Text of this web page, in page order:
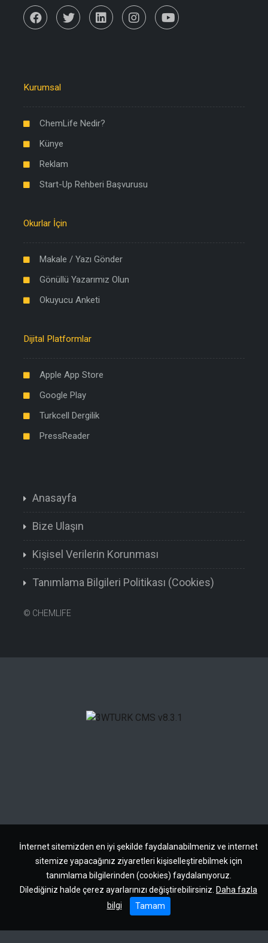
İnternet sitemizden en iyi şekilde faydalanabilmeniz ve internet
sitemize yapacağınız ziyaretleri kişiselleştirebilmek için
tanımlama bilgilerinden (cookies) faydalanıyoruz.
Dilediğiniz halde çerez ayarlarınızı değiştirebilirsiniz. Daha fazla
bilgi
Tamam
Kurumsal
ChemLife Nedir?
Künye
Reklam
Start-Up Rehberi Başvurusu
Okurlar İçin
Makale / Yazı Gönder
Gönüllü Yazarımız Olun
Okuyucu Anketi
Dijital Platformlar
Apple App Store
Google Play
Turkcell Dergilik
PressReader
Anasayfa
Bize Ulaşın
Kişisel Verilerin Korunması
Tanımlama Bilgileri Politikası (Cookies)
© CHEMLIFE